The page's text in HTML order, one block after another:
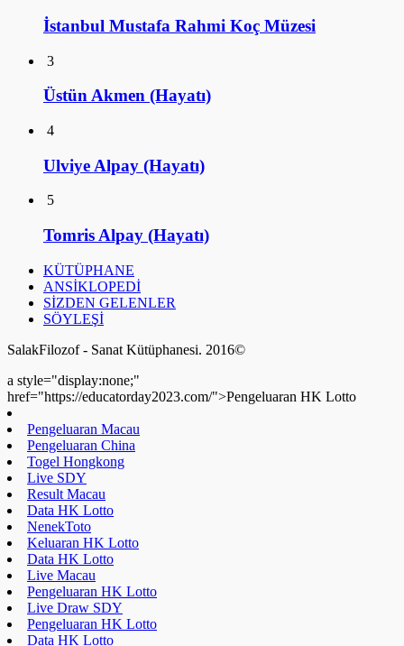
İstanbul Mustafa Rahmi Koç Müzesi
3
Üstün Akmen (Hayatı)
4
Ulviye Alpay (Hayatı)
5
Tomris Alpay (Hayatı)
KÜTÜPHANE
ANSİKLOPEDİ
SİZDEN GELENLER
SÖYLEŞİ
SalakFilozof - Sanat Kütüphanesi. 2016©
a style="display:none;"
href="https://educatorday2023.com/">Pengeluaran HK Lotto
Pengeluaran Macau
Pengeluaran China
Togel Hongkong
Live SDY
Result Macau
Data HK Lotto
NenekToto
Keluaran HK Lotto
Data HK Lotto
Live Macau
Pengeluaran HK Lotto
Live Draw SDY
Pengeluaran HK Lotto
Data HK Lotto